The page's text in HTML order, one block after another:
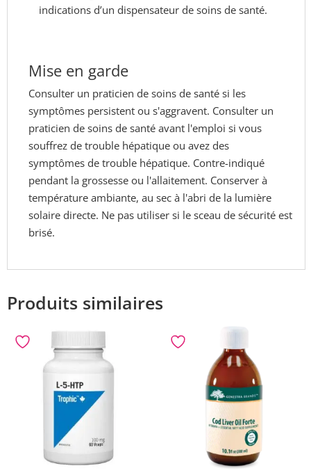
indications d’un dispensateur de soins de santé.
Mise en garde
Consulter un praticien de soins de santé si les
symptômes persistent ou s'aggravent. Consulter un
praticien de soins de santé avant l'emploi si vous
souffrez de trouble hépatique ou avez des
symptômes de trouble hépatique. Contre-indiqué
pendant la grossesse ou l'allaitement. Conserver à
température ambiante, au sec à l'abri de la lumière
solaire directe. Ne pas utiliser si le sceau de sécurité est
brisé.
Produits similaires